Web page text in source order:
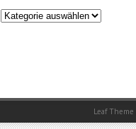
Kategorien
Leaf Theme